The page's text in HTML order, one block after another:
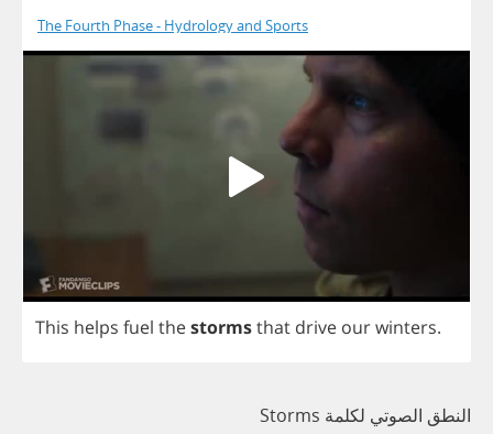
The Fourth Phase - Hydrology and Sports
This helps fuel thestormsthat drive ourwinters.
النطق الصوتي لكلمة Storms